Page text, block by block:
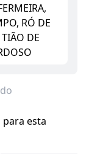
RÓ DE
DE
esta